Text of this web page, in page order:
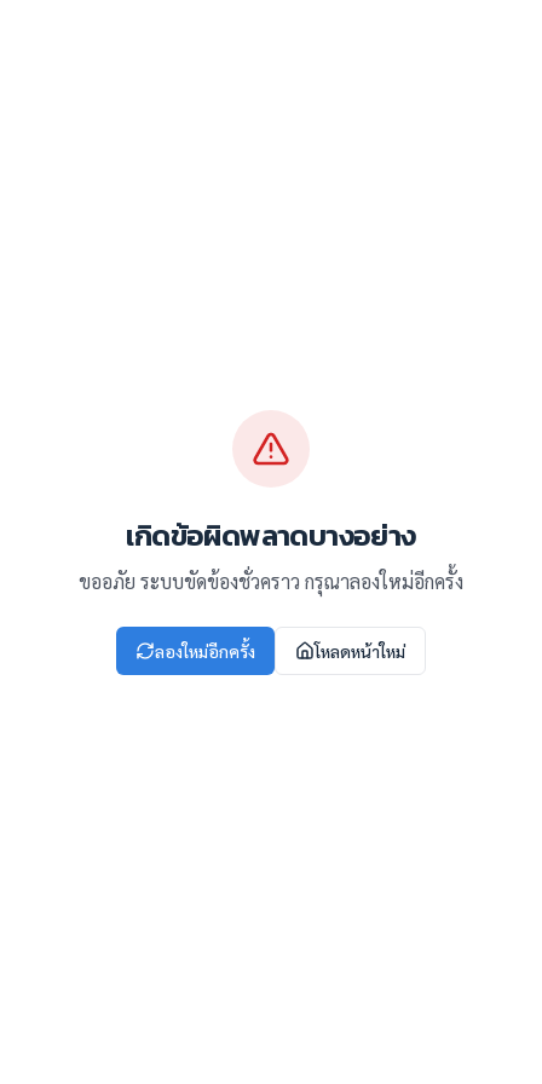
เกิดข้อผิดพลาดบางอย่าง
ขออภัย ระบบขัดข้องชั่วคราว กรุณาลองใหม่อีกครั้ง
ลองใหม่อีกครั้ง โหลดหน้าใหม่